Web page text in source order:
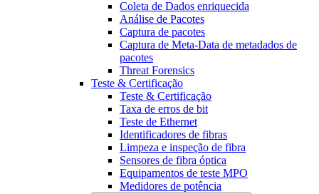
Coleta de Dados enriquecida
Análise de Pacotes
Captura de pacotes
Captura de Meta-Data de metadados de
pacotes
Threat Forensics
Teste & Certificação
Teste & Certificação
Taxa de erros de bit
Teste de Ethernet
Identificadores de fibras
Limpeza e inspeção de fibra
Sensores de fibra óptica
Equipamentos de teste MPO
Medidores de potência